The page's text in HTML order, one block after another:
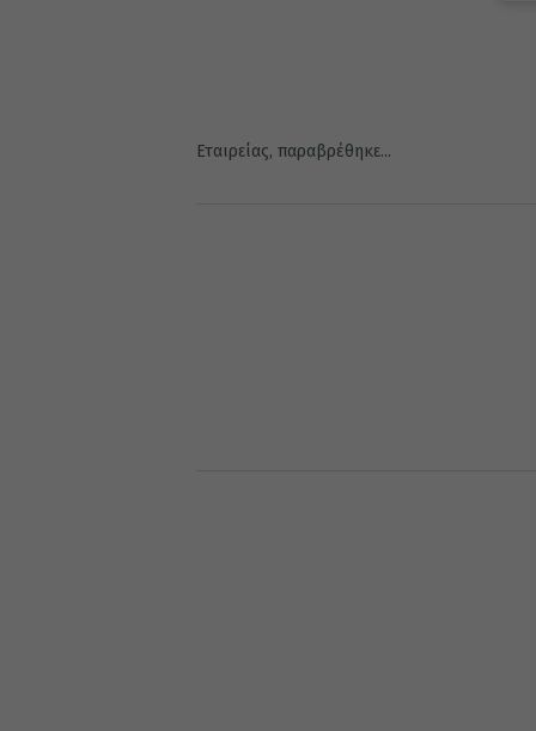
Εταιρείας, παραβρέθηκε...